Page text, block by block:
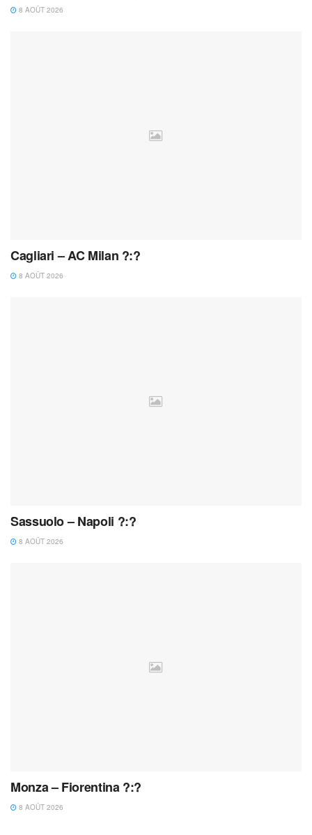
8 AOÛT 2026
Cagliari – AC Milan ?:?
8 AOÛT 2026
Sassuolo – Napoli ?:?
8 AOÛT 2026
Monza – Fiorentina ?:?
8 AOÛT 2026